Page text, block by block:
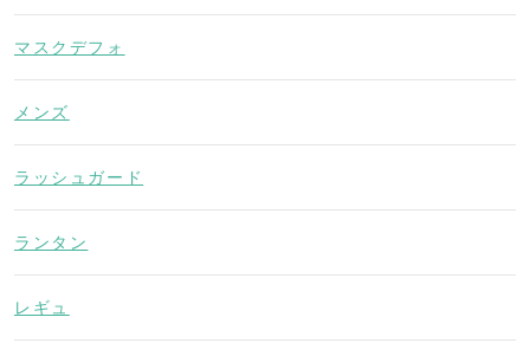
マスクデフォ
メンズ
ラッシュガード
ランタン
レギュ